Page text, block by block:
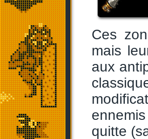
Ces
mais
aux
quitte